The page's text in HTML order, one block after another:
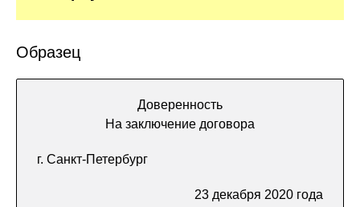
Образец
Доверенность
На заключение договора
г. Санкт-Петербург
23 декабря 2020 года